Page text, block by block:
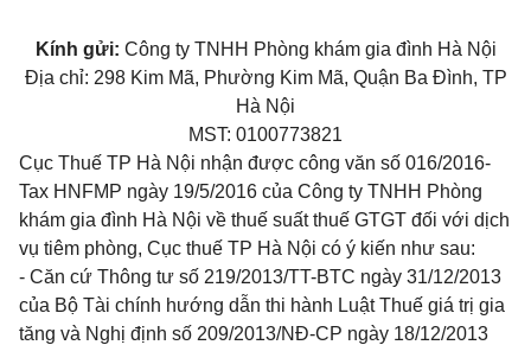
Kính gửi: Công ty TNHH Phòng khám gia đình Hà Nội
Địa chỉ: 298 Kim Mã, Phường Kim Mã, Quận Ba Đình, TP
Hà Nội
MST: 0100773821
Cục Thuế TP Hà Nội nhận được công văn số 016/2016-
Tax HNFMP ngày 19/5/2016 của Công ty TNHH Phòng
khám gia đình Hà Nội về thuế suất thuế GTGT đối với dịch
vụ tiêm phòng, Cục thuế TP Hà Nội có ý kiến như sau:
- Căn cứ Thông tư số 219/2013/TT-BTC ngày 31/12/2013
của Bộ Tài chính hướng dẫn thi hành Luật Thuế giá trị gia
tăng và Nghị định số 209/2013/NĐ-CP ngày 18/12/2013